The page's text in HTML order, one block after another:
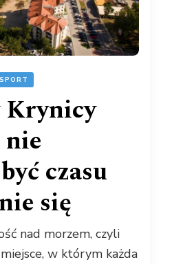
Krynicy
czasu
się
nad morzem, czyli
w którym każda